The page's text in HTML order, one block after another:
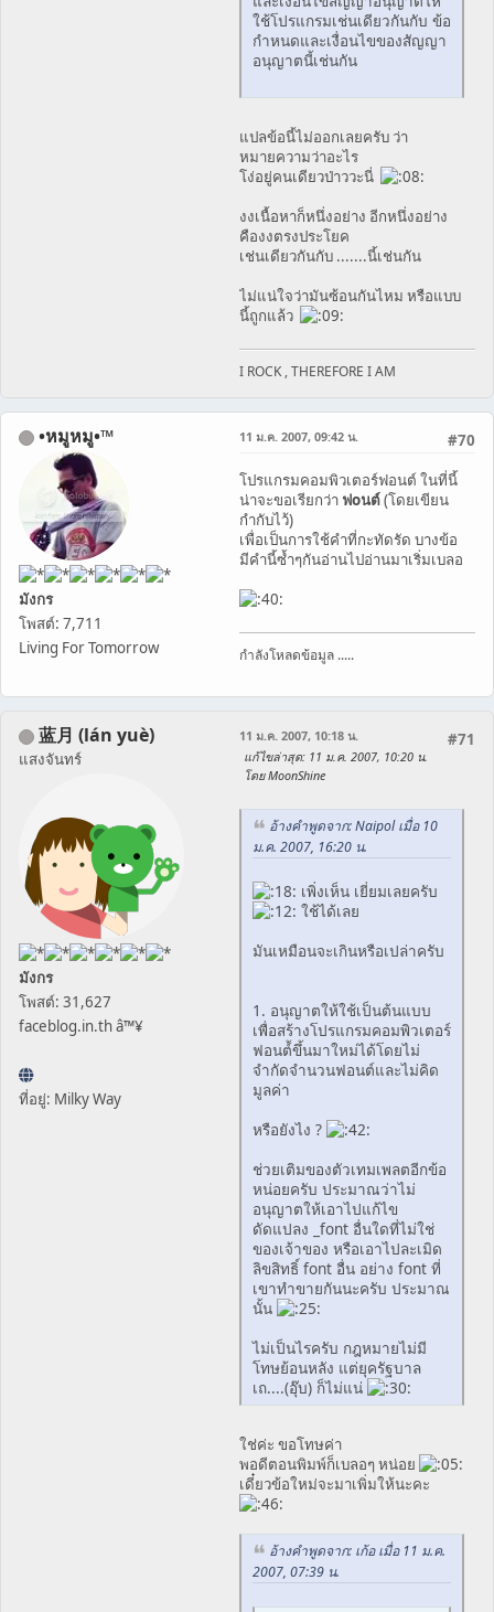
ใช้โปรแกรมเช่นเดียวกันกับ ข้อ
กำหนดและเงื่อนไขของสัญญา
อนุญาตนี้เช่นกัน
แปลข้อนี้ไม่ออกเลยครับ ว่า
หมายความว่าอะไร
โง่อยู่คนเดียวป่าววะนี่
งงเนื้อหาก็หนึ่งอย่าง อีกหนึ่งอย่าง
คืองงตรงประโยค
เช่นเดียวกันกับ .......นี้เช่นกัน
ไม่แน่ใจว่ามันซ้อนกันไหม หรือแบบ
นี้ถูกแล้ว
I ROCK , THEREFORE I AM
•หมูหมู•™
มังกร
โพสต์: 7,711
Living For Tomorrow
#70
11 ม.ค. 2007, 09:42 น.
โปรแกรมคอมพิวเตอร์ฟอนต์ ในที่นี้
น่าจะขอเรียกว่า ฟoนต์(โดยเขียน
กำกับไว้)
เพื่อเป็นการใช้คำที่กะทัดรัด บางข้อ
มีคำนี้ซ้ำๆกันอ่านไปอ่านมาเริ่มเบลอ
กำลังโหลดข้อมูล .....
蓝月 (lán yuè)
แสงจันทร์
มังกร
โพสต์: 31,627
faceblog.in.th â™¥
ที่อยู่: Milky Way
#71
11 ม.ค. 2007, 10:18 น.
แก้ไขล่าสุด: 11 ม.ค. 2007, 10:20 น.
โดย MoonShine
อ้างคำพูดจาก: Naipol เมื่อ 10
ม.ค. 2007, 16:20 น.
เพิ่งเห็น เยี่ยมเลยครับ
ใช้ได้เลย
มันเหมือนจะเกินหรือเปล่าครับ
1. อนุญาตให้ใช้เป็นต้นแบบ
เพื่อสร้างโปรแกรมคอมพิวเตอร์
ฟอนต์้ขึ้นมาใหม่ได้โดยไม่
จำกัดจำนวนฟอนต์และไม่คิด
มูลค่า
หรือยังไง ?
ช่วยเติมของตัวเทมเพลตอีกข้อ
หน่อยครับ ประมาณว่าไม่
อนุญาตให้เอาไปแก้ไข
ดัดแปลง _font อื่นใดที่ไม่ใช่
ของเจ้าของ หรือเอาไปละเมิด
ลิขสิทธิ์ font อื่น อย่าง font ที่
เขาทำขายกันนะครับ ประมาณ
นั้น
ไม่เป็นไรครับ กฎหมายไม่มี
โทษย้อนหลัง แต่ยุครัฐบาล
เถ....(อุ๊บ) ก็ไม่แน่
ใช่ค่ะ ขอโทษค่า
พอดีตอนพิมพ์ก็เบลอๆ หน่อย
เดี๋ยวข้อใหม่จะมาเพิ่มให้นะคะ
อ้างคำพูดจาก: เก้อ เมื่อ 11 ม.ค.
2007, 07:39 น.